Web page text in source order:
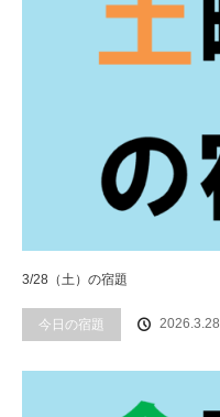
3/28（土）の宿題
今日の宿題 2026.3.28